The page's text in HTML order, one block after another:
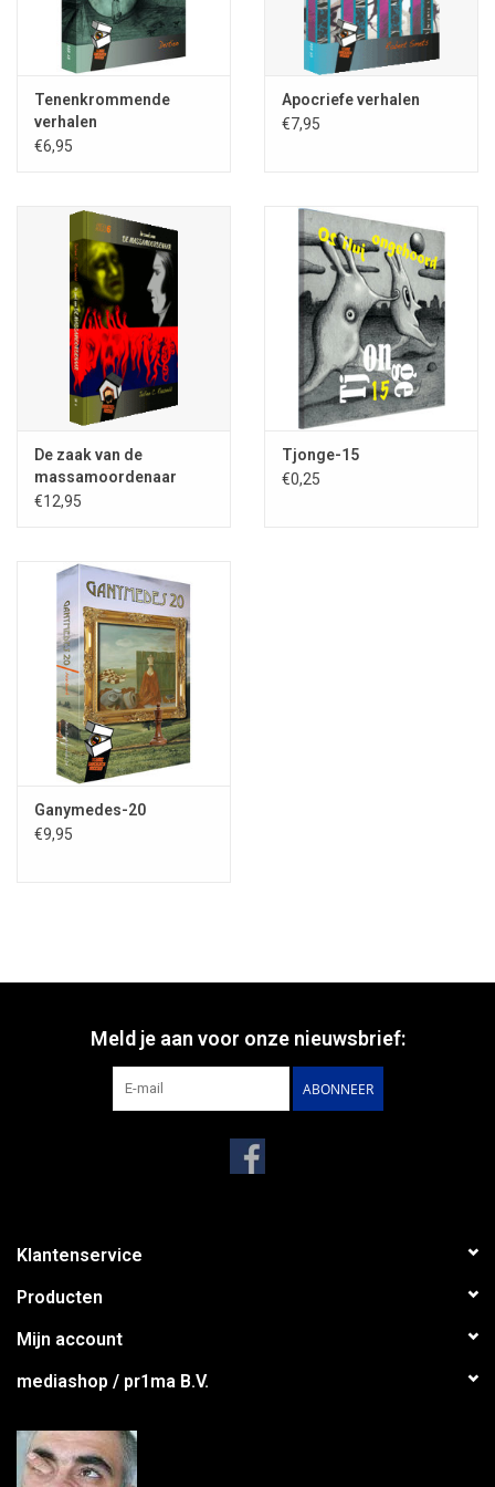
Boekjes-reeks
Rare Boekjes-reeks
biedt de Stichting Fantastische
Vertellingen een springplank voor nieuw of miskend oorspronkelijk
Nederlandstalig talent op het gebied van fantastische literatuur en
kunst. De publicaties in deze reeks beogen de creativiteit te
stimuleren en de geesten maximaal te verruimen.
Tenenkrommende
verhalen
€6,95
Apocriefe verhalen
€7,95
De zaak van de
massamoordenaar
€12,95
Tjonge-15
€0,25
Ganymedes-20
€9,95
Meld je aan voor onze nieuwsbrief:
ABONNEER
Klantenservice
Producten
Mijn account
mediashop / pr1ma B.V.